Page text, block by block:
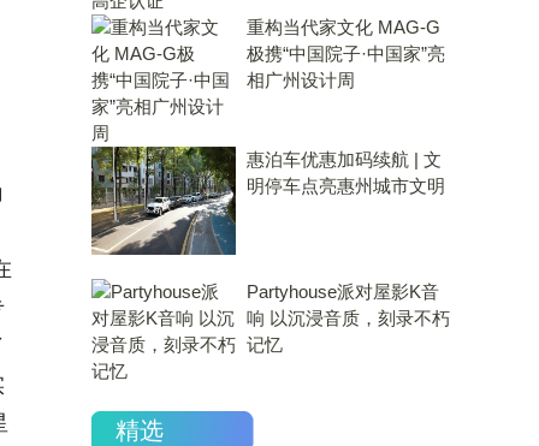
重构当代家文化 MAG-G
极携“中国院子·中国家”亮
相广州设计周
惠泊车优惠加码续航 | 文
明停车点亮惠州城市文明
Partyhouse派对屋影K音
响 以沉浸音质，刻录不朽
记忆
精选